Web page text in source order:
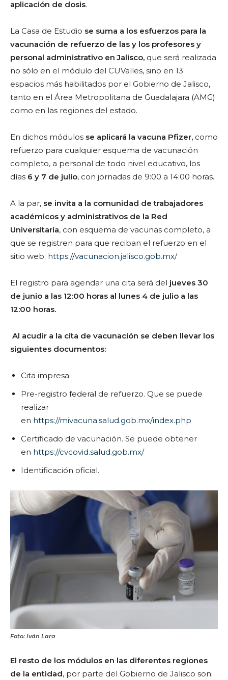
aplicación de dosis.
La Casa de Estudio se suma a los esfuerzos para la
vacunación de refuerzo de las y los profesores y
personal administrativo en Jalisco, que será realizada
no sólo en el módulo del CUValles, sino en 13
espacios más habilitados por el Gobierno de Jalisco,
tanto en el Área Metropolitana de Guadalajara (AMG)
como en las regiones del estado.
En dichos módulos se aplicará la vacuna Pfizer, como
refuerzo para cualquier esquema de vacunación
completo, a personal de todo nivel educativo, los
días 6 y 7 de julio, con jornadas de 9:00 a 14:00 horas.
A la par, se invita a la comunidad de trabajadores
académicos y administrativos de la Red
Universitaria, con esquema de vacunas completo, a
que se registren para que reciban el refuerzo en el
sitio web: https://vacunacion.jalisco.gob.mx/
El registro para agendar una cita será del jueves 30
de junio a las 12:00 horas al lunes 4 de julio a las
12:00 horas.
Al acudir a la cita de vacunación se deben llevar los
siguientes documentos:
Cita impresa.
Pre-registro federal de refuerzo. Que se puede
realizar
en https://mivacuna.salud.gob.mx/index.php
Certificado de vacunación. Se puede obtener
en https://cvcovid.salud.gob.mx/
Identificación oficial.
Foto: Iván Lara
El resto de los módulos en las diferentes regiones
de la entidad, por parte del Gobierno de Jalisco son: